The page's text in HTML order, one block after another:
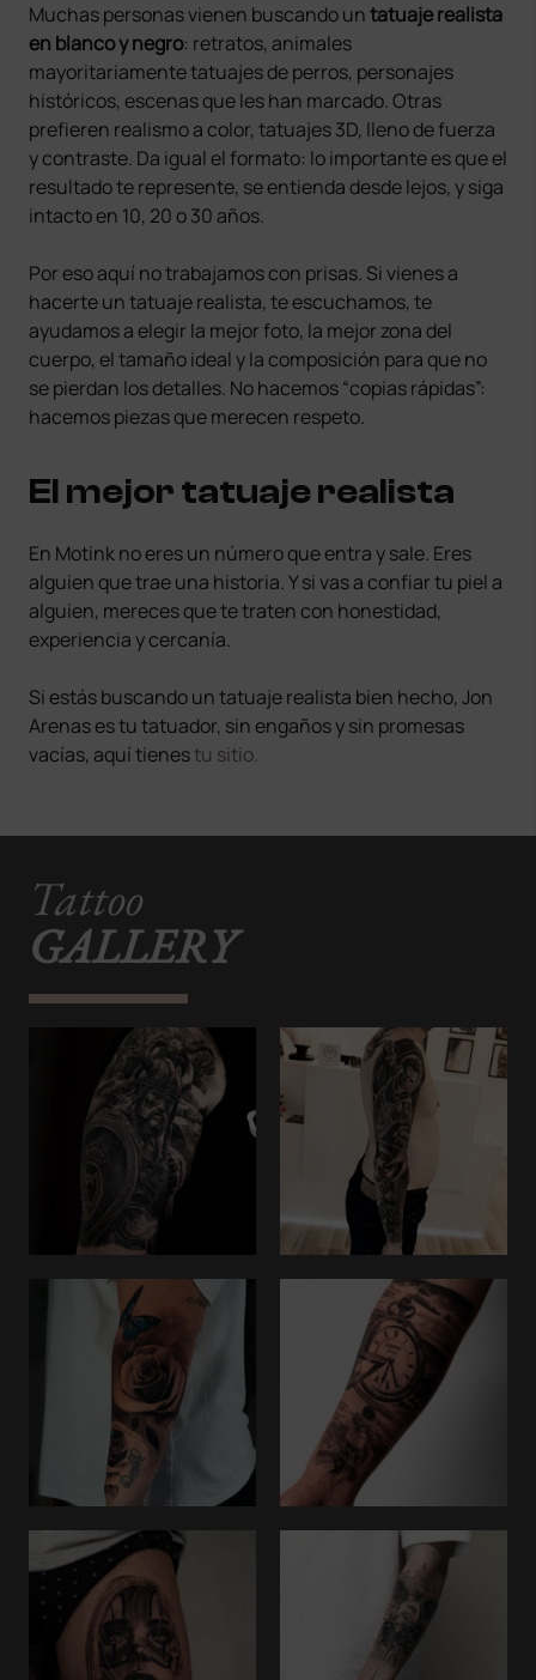
Muchas personas vienen buscando untatuaje realista
en blanco y negro: retratos, animales
mayoritariamente tatuajes de perros, personajes
históricos, escenas que les han marcado. Otras
prefieren realismo a color, tatuajes 3D, lleno de fuerza
y contraste. Da igual el formato: lo importante es que el
resultado te represente, se entienda desde lejos, y siga
intacto en 10, 20 o 30 años.
Por eso aquí no trabajamos con prisas. Si vienes a
hacerte un tatuaje realista, te escuchamos, te
ayudamos a elegir la mejor foto, la mejor zona del
cuerpo, el tamaño ideal y la composición para que no
se pierdan los detalles. No hacemos “copias rápidas”:
hacemos piezas que merecen respeto.
El mejor tatuaje realista
En Motink no eres un número que entra y sale. Eres
alguien que trae una historia. Y si vas a confiar tu piel a
alguien, mereces que te traten con honestidad,
experiencia y cercanía.
Si estás buscando un tatuaje realista bien hecho, Jon
Arenas es tu tatuador, sin engaños y sin promesas
vacías, aquí tienestu sitio.
Tattoo
GALLERY